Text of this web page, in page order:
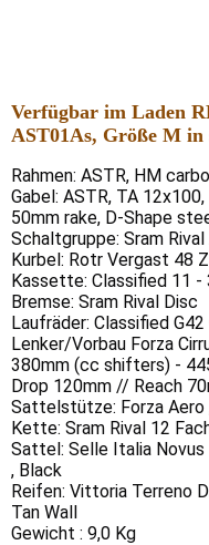
Verfügbar im Laden
AST01As, Größe M in
Rahmen: ASTR, HM
Gabel: ASTR, TA
50mm rake, D-Shape
Schaltgruppe: Sram
Kurbel: Rotr Vergast 48
Kassette: Classified 11 -
Bremse: Sram Rival Disc
Laufräder: Classified
Lenker/Vorbau Forza
380mm (cc shifters) -
Drop 120mm // Reach
Sattelstütze: Forza
Kette: Sram Rival 12
Sattel: Selle Italia Novus
, Black
Reifen: Vittoria Terreno
Tan Wall
Gewicht : 9,0 Kg